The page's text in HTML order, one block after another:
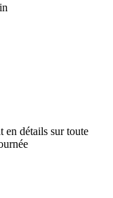
en détails sur toute